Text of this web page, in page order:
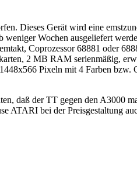
Dieses Gerät wird eine
Wochen ausgeliefert
Coprozessor 68881 oder
2 MB RAM serienmäßig,
Pixeln mit 4 Farben bzw.
daß der TT gegen den A3000
ATARI bei der Preisgestaltung